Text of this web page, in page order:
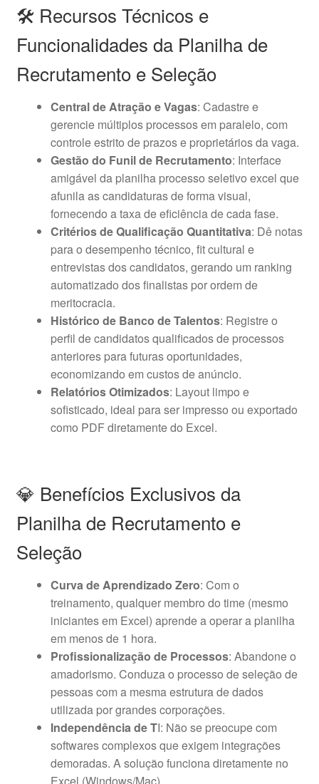
🛠️ Recursos Técnicos e
Funcionalidades da Planilha de
Recrutamento e Seleção
Central de Atração e Vagas: Cadastre e
gerencie múltiplos processos em paralelo, com
controle estrito de prazos e proprietários da vaga.
Gestão do Funil de Recrutamento: Interface
amigável da planilha processo seletivo excel que
afunila as candidaturas de forma visual,
fornecendo a taxa de eficiência de cada fase.
Critérios de Qualificação Quantitativa: Dê notas
para o desempenho técnico, fit cultural e
entrevistas dos candidatos, gerando um ranking
automatizado dos finalistas por ordem de
meritocracia.
Histórico de Banco de Talentos: Registre o
perfil de candidatos qualificados de processos
anteriores para futuras oportunidades,
economizando em custos de anúncio.
Relatórios Otimizados: Layout limpo e
sofisticado, ideal para ser impresso ou exportado
como PDF diretamente do Excel.
💎 Benefícios Exclusivos da
Planilha de Recrutamento e
Seleção
Curva de Aprendizado Zero: Com o
treinamento, qualquer membro do time (mesmo
iniciantes em Excel) aprende a operar a planilha
em menos de 1 hora.
Profissionalização de Processos: Abandone o
amadorismo. Conduza o processo de seleção de
pessoas com a mesma estrutura de dados
utilizada por grandes corporações.
Independência de TI: Não se preocupe com
softwares complexos que exigem integrações
demoradas. A solução funciona diretamente no